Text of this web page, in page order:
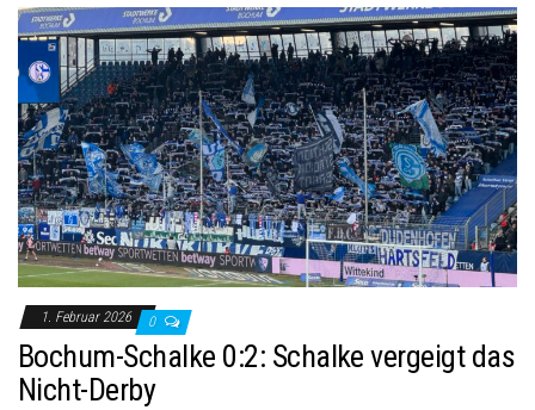
1. Februar 2026 0
Bochum-Schalke 0:2: Schalke vergeigt das
Nicht-Derby